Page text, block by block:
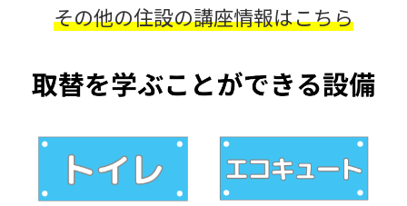
その他の住設の講座情報はこちら